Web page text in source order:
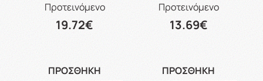
Προτεινόμενο
19.72€
ΠΡΟΣΘΗΚΗ
Προτεινόμενο
13.69€
ΠΡΟΣΘΗΚΗ